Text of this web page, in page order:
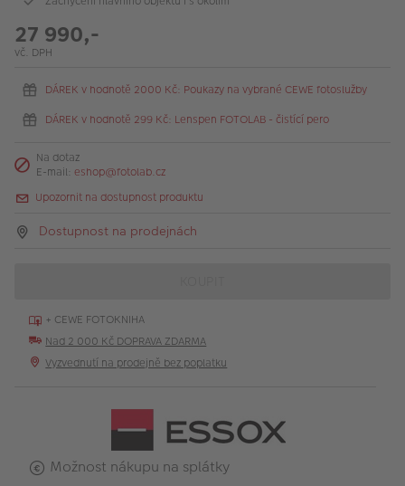
27 990,-
vč. DPH
DÁREK v hodnotě 2000 Kč: Poukazy na vybrané CEWE fotoslužby
DÁREK v hodnotě 299 Kč: Lenspen FOTOLAB - čistící pero
Na dotaz
E-mail: eshop@fotolab.cz
Upozornit na dostupnost produktu
Dostupnost na prodejnách
+ CEWE FOTOKNIHA
Nad 2 000 Kč DOPRAVA ZDARMA
Vyzvednutí na prodejně bez poplatku
Možnost nákupu na splátky